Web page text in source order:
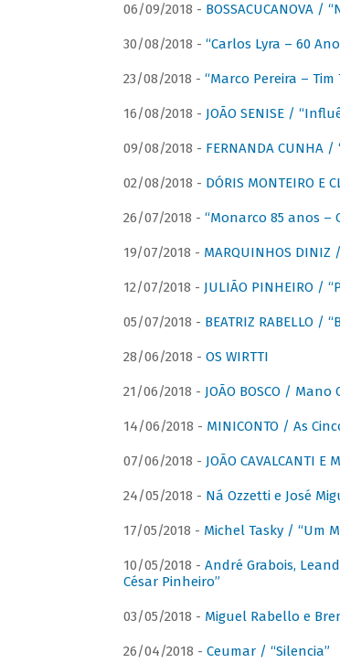
06/09/2018 - BOSSACUCANOVA /
30/08/2018 - “Carlos Lyra – 60
23/08/2018 - “Marco Pereira – Tim
16/08/2018 - JOÃO SENISE /
09/08/2018 - FERNANDA CUNHA
02/08/2018 - DÓRIS MONTEIRO E
26/07/2018 - “Monarco 85 anos –
19/07/2018 - MARQUINHOS DINIZ
12/07/2018 - JULIÃO PINHEIRO /
05/07/2018 - BEATRIZ RABELLO /
28/06/2018 - OS WIRTTI
21/06/2018 - JOÃO BOSCO / Mano
14/06/2018 - MINICONTO / As
07/06/2018 - JOÃO CAVALCANTI E
24/05/2018 - Ná Ozzetti e José
17/05/2018 - Michel Tasky / “Um
10/05/2018 - André Grabois,
César Pinheiro”
03/05/2018 - Miguel Rabello e
26/04/2018 - Ceumar / “Silencia”